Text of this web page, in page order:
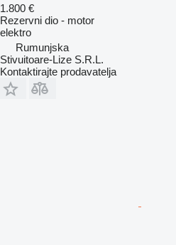
1.800 €
Rezervni dio - motor
elektro
Rumunjska
Stivuitoare-Lize S.R.L.
Kontaktirajte prodavatelja